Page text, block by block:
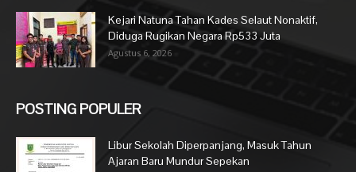
Kejari Natuna Tahan Kades Selaut Nonaktif,
Diduga Rugikan Negara Rp533 Juta
Agustus 6, 2026
POSTING POPULER
Libur Sekolah Diperpanjang, Masuk Tahun
Ajaran Baru Mundur Sepekan